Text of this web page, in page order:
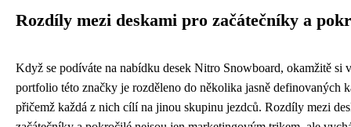
Rozdíly mezi deskami pro začátečníky a
Když se podíváte na nabídku desek Nitro Snowboard, okamžitě si
portfolio této značky je rozděleno do několika jasně definovaných
přičemž každá z nich cílí na jinou skupinu jezdců. Rozdíly mezi